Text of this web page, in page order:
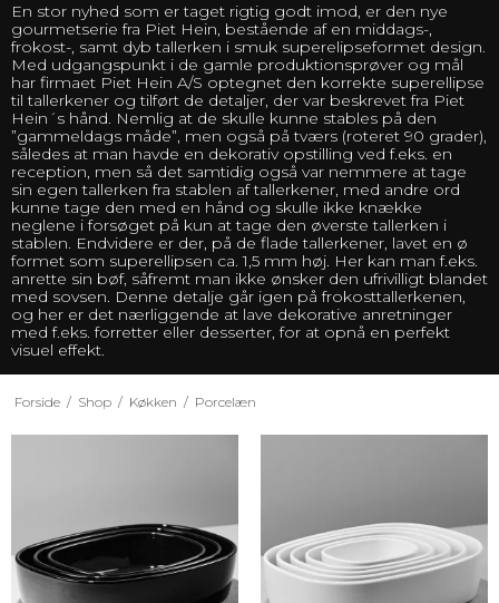
En stor nyhed som er taget rigtig godt imod, er den nye
gourmetserie fra Piet Hein, bestående af en middags-,
frokost-, samt dyb tallerken i smuk superelipseformet design.
Med udgangspunkt i de gamle produktionsprøver og mål
har firmaet Piet Hein A/S optegnet den korrekte superellipse
til tallerkener og tilført de detaljer, der var beskrevet fra Piet
Hein´s hånd. Nemlig at de skulle kunne stables på den
”gammeldags måde”, men også på tværs (roteret 90 grader),
således at man havde en dekorativ opstilling ved f.eks. en
reception, men så det samtidig også var nemmere at tage
sin egen tallerken fra stablen af tallerkener, med andre ord
kunne tage den med en hånd og skulle ikke knække
neglene i forsøget på kun at tage den øverste tallerken i
stablen. Endvidere er der, på de flade tallerkener, lavet en ø
formet som superellipsen ca. 1,5 mm høj. Her kan man f.eks.
anrette sin bøf, såfremt man ikke ønsker den ufrivilligt blandet
med sovsen. Denne detalje går igen på frokosttallerkenen,
og her er det nærliggende at lave dekorative anretninger
med f.eks. forretter eller desserter, for at opnå en perfekt
visuel effekt.
Forside / Shop / Køkken / Porcelæn